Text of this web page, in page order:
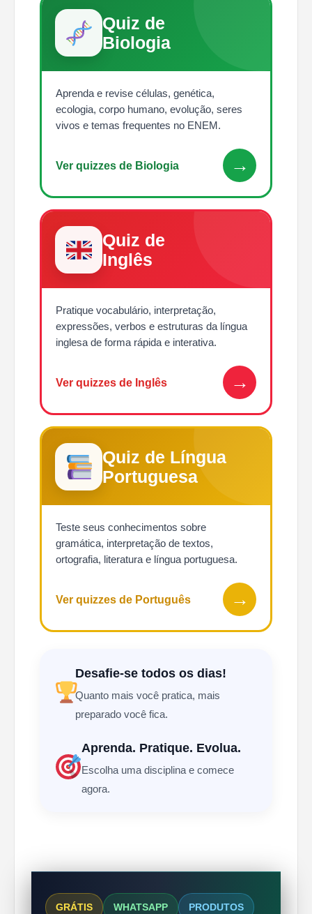
Quiz de
Biologia
Aprenda e revise células, genética,
ecologia, corpo humano, evolução, seres
vivos e temas frequentes no ENEM.
Ver quizzes de Biologia →
Quiz de
Inglês
Pratique vocabulário, interpretação,
expressões, verbos e estruturas da língua
inglesa de forma rápida e interativa.
Ver quizzes de Inglês →
Quiz de Língua
Portuguesa
Teste seus conhecimentos sobre
gramática, interpretação de textos,
ortografia, literatura e língua portuguesa.
Ver quizzes de Português →
Desafie-se todos os dias!
Quanto mais você pratica, mais
preparado você fica.
Aprenda. Pratique. Evolua.
Escolha uma disciplina e comece
agora.
GRÁTIS WHATSAPP PRODUTOS